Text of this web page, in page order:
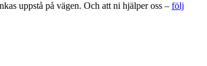
uppstå på vägen. Och att ni hjälper oss – följ